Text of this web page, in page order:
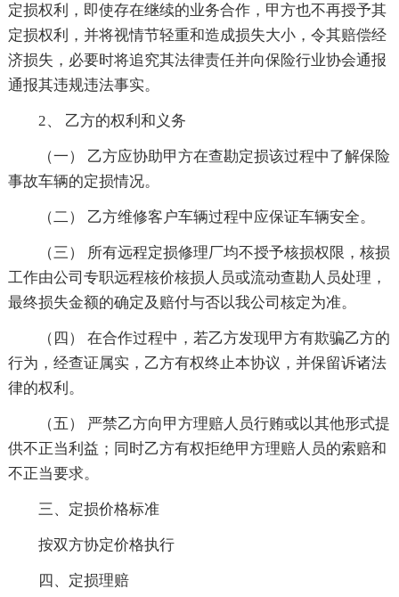
定损权利，即使存在继续的业务合作，甲方也不再授予其
定损权利，并将视情节轻重和造成损失大小，令其赔偿经
济损失，必要时将追究其法律责任并向保险行业协会通报
通报其违规违法事实。
2、 乙方的权利和义务
（一） 乙方应协助甲方在查勘定损该过程中了解保险
事故车辆的定损情况。
（二） 乙方维修客户车辆过程中应保证车辆安全。
（三） 所有远程定损修理厂均不授予核损权限，核损
工作由公司专职远程核价核损人员或流动查勘人员处理，
最终损失金额的确定及赔付与否以我公司核定为准。
（四） 在合作过程中，若乙方发现甲方有欺骗乙方的
行为，经查证属实，乙方有权终止本协议，并保留诉诸法
律的权利。
（五） 严禁乙方向甲方理赔人员行贿或以其他形式提
供不正当利益；同时乙方有权拒绝甲方理赔人员的索赔和
不正当要求。
三、定损价格标准
按双方协定价格执行
四、定损理赔